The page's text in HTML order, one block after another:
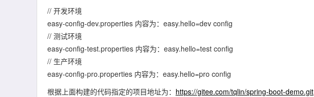
// 开发环境
easy-config-dev.properties 内容为：easy.hello=dev config
// 测试环境
easy-config-test.properties 内容为：easy.hello=test config
// 生产环境
easy-config-pro.properties 内容为：easy.hello=pro config
根据上面构建的代码指定的项目地址为： https://gitee.com/tqlin/spring-boot-demo.git